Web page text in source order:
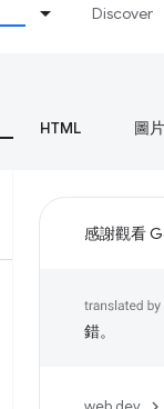
Discover
HTML 圖片
感謝觀看
錯。